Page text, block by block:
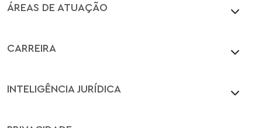
ÁREAS DE ATUAÇÃO
CARREIRA
INTELIGÊNCIA JURÍDICA